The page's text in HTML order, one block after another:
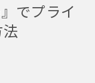
でプライ